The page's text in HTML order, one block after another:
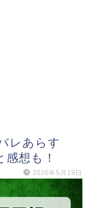
レあらす
想も！
2026年5月19日